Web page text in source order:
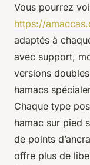
Vous pourrez
https://
adaptés à
avec support,
versions
hamacs
Chaque type
hamac sur pied
de points
offre plus de